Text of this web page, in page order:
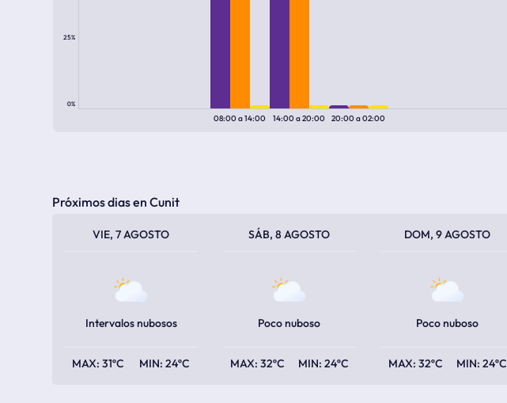
25%
0%
08:00a14:00 14:00a20:00 20:00a02:00
Próximos dias en Cunit
VIE, 7 AGOSTO
Intervalos nubosos
31ºC 24ºC
SÁB, 8 AGOSTO
Poco nuboso
32ºC 24ºC
DOM, 9 AGOSTO
Poco nuboso
32ºC 24ºC